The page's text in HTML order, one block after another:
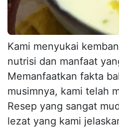
Kami menyukai
nutrisi dan manfaat
Memanfaatkan fakta
musimnya, kami telah
Resep yang sangat
lezat yang kami